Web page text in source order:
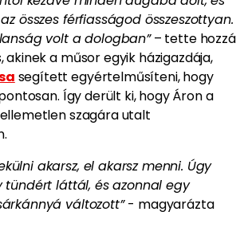
összes férfiasságod összeszottyan.
volta dologban”– tette hozzá
akinek a műsor egyik házigazdája,
segített egyértelműsíteni, hogy
Így derült ki, hogy Áron a
szagára utalt
akarsz, el akarsz menni. Úgy
tündért láttál, és azonnal egy
változott”- magyarázta